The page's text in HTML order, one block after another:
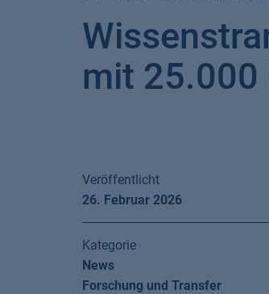
mit 25.000
Veröffentlicht
26. Februar 2026
Kategorie
News
Forschung und Transfer